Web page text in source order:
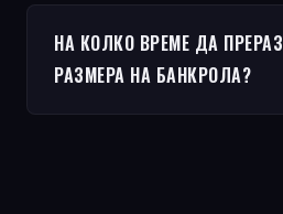
НА КОЛКО ВРЕМЕ ДА
РАЗМЕРА НА БАНКРОЛА?